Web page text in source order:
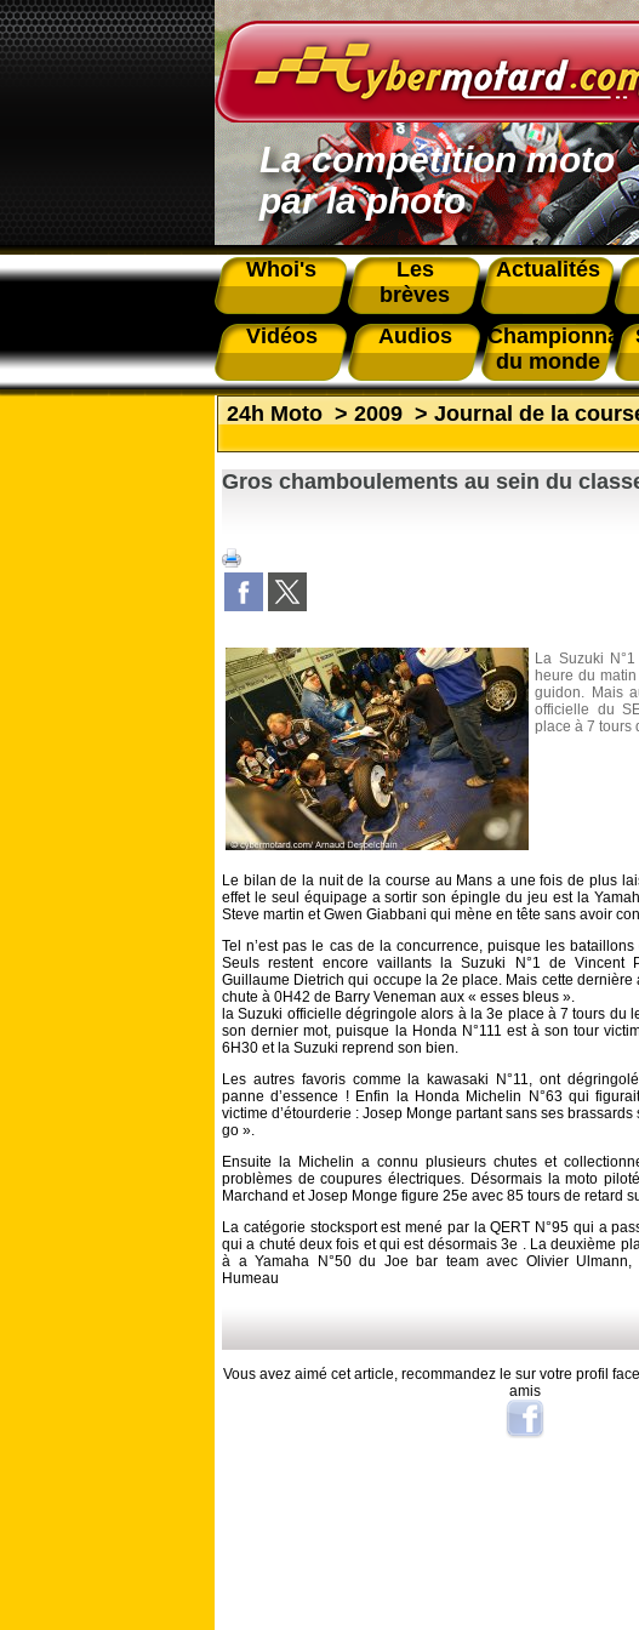
La compétition moto
par la photo
Whoi's
Les
brèves
Actualités
Vidéos
Audios
Championnat
du monde
24h Moto > 2009 > Journal de la
Gros chamboulements au sein du
La Suzuki
heure du
guidon. Mais
officielle du
place à 7 tours
Le bilan de la nuit de la course au Mans a une fois de plus
effet le seul équipage a sortir son épingle du jeu est la
Steve martin et Gwen Giabbani qui mène en tête sans avoir
Tel n’est pas le cas de la concurrence, puisque les
Seuls restent encore vaillants la Suzuki N°1 de Vincent
Guillaume Dietrich qui occupe la 2e place. Mais cette dernière
chute à 0H42 de Barry Veneman aux « esses bleus ».
la Suzuki officielle dégringole alors à la 3e place à 7 tours du
son dernier mot, puisque la Honda N°111 est à son tour
6H30 et la Suzuki reprend son bien.
Les autres favoris comme la kawasaki N°11, ont
panne d’essence ! Enfin la Honda Michelin N°63 qui
victime d’étourderie : Josep Monge partant sans ses brassards
go ».
Ensuite la Michelin a connu plusieurs chutes et
problèmes de coupures électriques. Désormais la moto
Marchand et Josep Monge figure 25e avec 85 tours de retard
La catégorie stocksport est mené par la QERT N°95 qui a
qui a chuté deux fois et qui est désormais 3e . La deuxième
à a Yamaha N°50 du Joe bar team avec Olivier Ulmann,
Humeau
Vous avez aimé cet article, recommandez le sur votre profil
amis